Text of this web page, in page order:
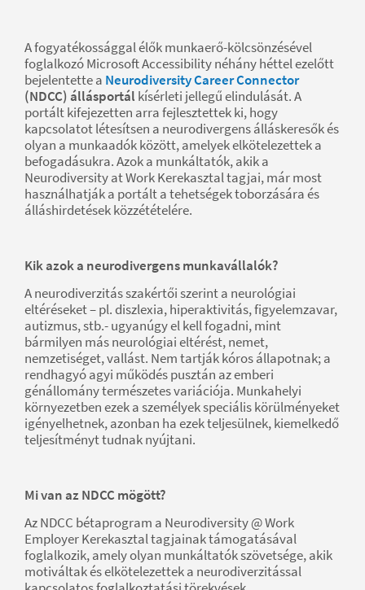
A fogyatékossággal élők munkaerő-kölcsönzésével
foglalkozó Microsoft Accessibility néhány héttel ezelőtt
bejelentette a Neurodiversity Career Connector
(NDCC) állásportál kísérleti jellegű elindulását. A
portált kifejezetten arra fejlesztettek ki, hogy
kapcsolatot létesítsen a neurodivergens álláskeresők és
olyan a munkaadók között, amelyek elkötelezettek a
befogadásukra. Azok a munkáltatók, akik a
Neurodiversity at Work Kerekasztal tagjai, már most
használhatják a portált a tehetségek toborzására és
álláshirdetések közzétételére.
Kik azok a neurodivergens munkavállalók?
A neurodiverzitás szakértői szerint a neurológiai
eltéréseket – pl. diszlexia, hiperaktivitás, figyelemzavar,
autizmus, stb.- ugyanúgy el kell fogadni, mint
bármilyen más neurológiai eltérést, nemet,
nemzetiséget, vallást. Nem tartják kóros állapotnak; a
rendhagyó agyi működés pusztán az emberi
génállomány természetes variációja. Munkahelyi
környezetben ezek a személyek speciális körülményeket
igényelhetnek, azonban ha ezek teljesülnek, kiemelkedő
teljesítményt tudnak nyújtani.
Mi van az NDCC mögött?
Az NDCC bétaprogram a Neurodiversity @ Work
Employer Kerekasztal tagjainak támogatásával
foglalkozik, amely olyan munkáltatók szövetsége, akik
motiváltak és elkötelezettek a neurodiverzitással